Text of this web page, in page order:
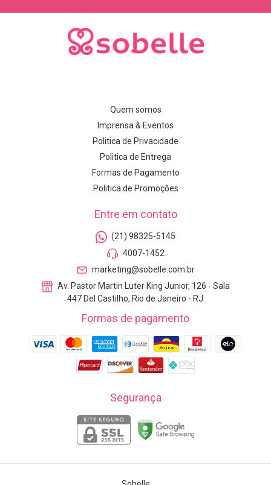
Quem somos
Imprensa & Eventos
Politica de Privacidade
Politica de Entrega
Formas de Pagamento
Politica de Promoções
Entre em contato
(21) 98325-5145
4007-1452
marketing@sobelle.com.br
Av. Pastor Martin Luter King Junior, 126 - Sala
447 Del Castilho, Rio de Janeiro - RJ
Formas de pagamento
Segurança